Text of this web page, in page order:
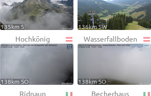
135km S 136km SW
Hochkönig
138km SO
Wasserfallboden
138km SO
Ridnaun Becherhaus